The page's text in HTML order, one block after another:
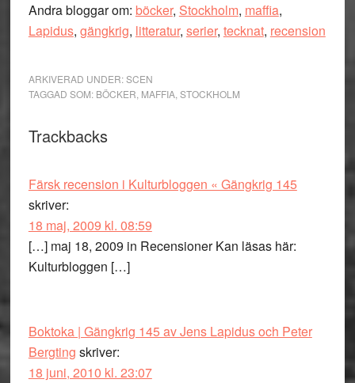
Andra bloggar om: böcker, Stockholm, maffia,
Lapidus, gängkrig, litteratur, serier, tecknat, recension
ARKIVERAD UNDER:SCEN
TAGGAD SOM: BÖCKER MAFFIA, STOCKHOLM
Läsarkommentarer
Trackbacks
Färsk recension i Kulturbloggen « Gängkrig 145
skriver:
18 maj, 2009 kl. 08:59
[…] maj 18, 2009 in Recensioner Kan läsas här:
Kulturbloggen […]
Boktoka | Gängkrig 145 av Jens Lapidus och Peter
Bergting skriver:
18 juni, 2010 kl. 23:07